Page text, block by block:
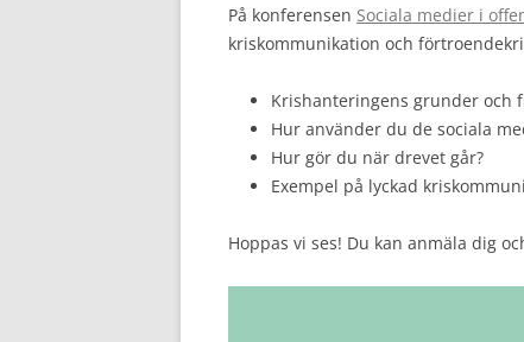
På konferensen Sociala medier i
kriskommunikation och
Krishanteringens grunder och
Hur använder du de sociala
Hur gör du när drevet går?
Exempel på lyckad
Hoppas vi ses! Du kan anmäla dig